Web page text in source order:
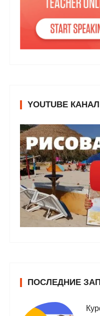
YOUTUBE КАНАЛ
ПОСЛЕДНИЕ